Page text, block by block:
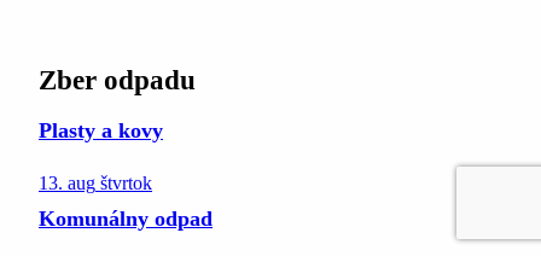
Zber odpadu
Plasty a kovy
13. aug štvrtok
Komunálny odpad